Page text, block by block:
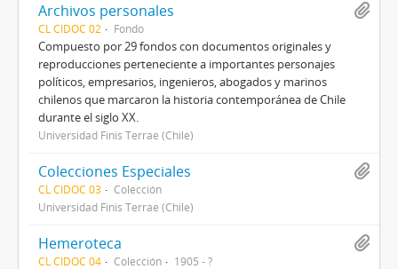
Archivos personales
CL CIDOC 02 Fondo
Compuesto por 29 fondos con documentos originales y
reproducciones perteneciente a importantes personajes
políticos, empresarios, ingenieros, abogados y marinos
chilenos que marcaron la historia contemporánea de Chile
durante el siglo XX.
Universidad Finis Terrae (Chile)
Colecciones Especiales
CL CIDOC 03
Colección
Universidad Finis Terrae (Chile)
Hemeroteca
CL CIDOC 04 Colección 1905 - ?